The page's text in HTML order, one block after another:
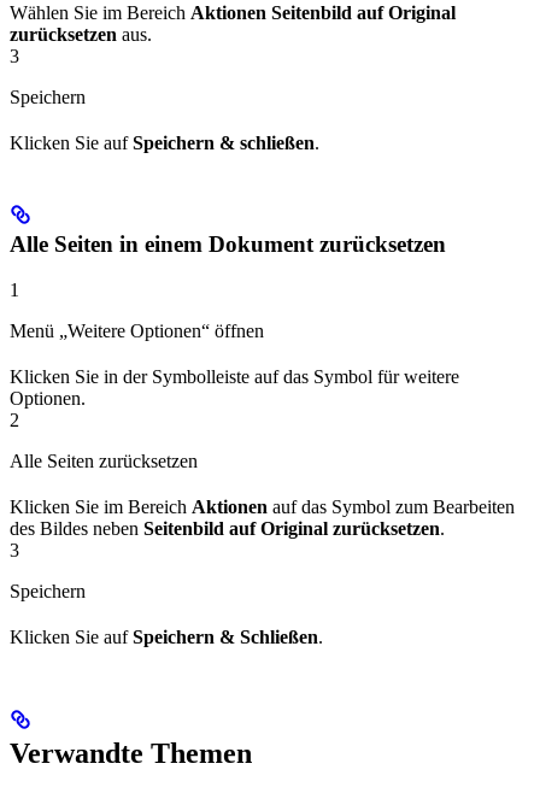
Wählen Sie im Bereich Aktionen Seitenbild auf Original
zurücksetzen aus.
3
Speichern
Klicken Sie aufSpeichern & schließen.
Alle Seiten in einem Dokument zurücksetzen
1
Menü „Weitere Optionen“ öffnen
Klicken Sie in der Symbolleiste auf das Symbol für weitere
Optionen.
2
Alle Seiten zurücksetzen
Klicken Sie im Bereich Aktionen auf das Symbol zum Bearbeiten
des Bildes neben Seitenbild auf Original zurücksetzen.
3
Speichern
Klicken Sie aufSpeichern & Schließen.
Verwandte Themen